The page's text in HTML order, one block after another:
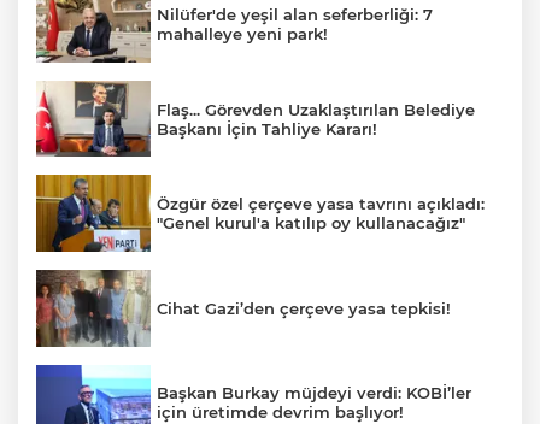
Nilüfer'de yeşil alan seferberliği: 7
mahalleye yeni park!
Flaş... Görevden Uzaklaştırılan Belediye
Başkanı İçin Tahliye Kararı!
Özgür özel çerçeve yasa tavrını açıkladı:
"Genel kurul'a katılıp oy kullanacağız"
Cihat Gazi’den çerçeve yasa tepkisi!
Başkan Burkay müjdeyi verdi: KOBİ’ler
için üretimde devrim başlıyor!